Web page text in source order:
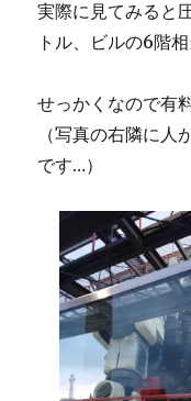
実際に見てみると
トル、ビルの6階相
せっかくなので有
（写真の右隣に
です…）